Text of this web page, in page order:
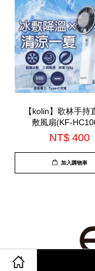
【kolin】歌林手持
敷風扇(KF-
NT$ 400
加入購物車
©